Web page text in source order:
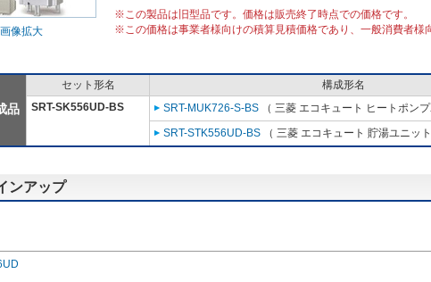
画像拡大
※この製品は旧型品です。価格は販売終了時点での価格です。
※この価格は事業者様向けの積算見積価格であり、一般消費者様
品
セット形名 構成形名
SRT-SK556UD-BS
SRT-MUK726-S-BS （ 三菱 エコキュート ヒートポンプ
SRT-STK556UD-BS （ 三菱 エコキュート 貯湯ユニット
ンアップ